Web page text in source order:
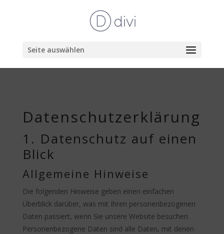
Seite auswählen
Datenschutzerklärung
1. Datenschutz auf einen
Blick
Allgemeine Hinweise
Die folgenden Hinweise geben einen einfachen
Überblick darüber, was mit Ihren personenbezogenen
Daten passiert, wenn Sie unsere Website besuchen.
Personenbezogene Daten sind alle Daten, mit denen